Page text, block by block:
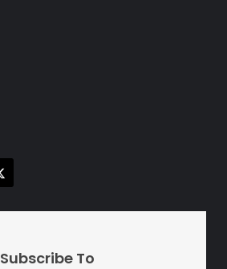
Subscribe To